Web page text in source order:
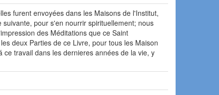
furent envoyées dans les Maisons de l'Institut,
pour s'en nourrir spirituellement; nous
des Méditations que ce Saint
deux Parties de ce Livre, pour tous les Maison
travail dans les dernieres années de la vie, y